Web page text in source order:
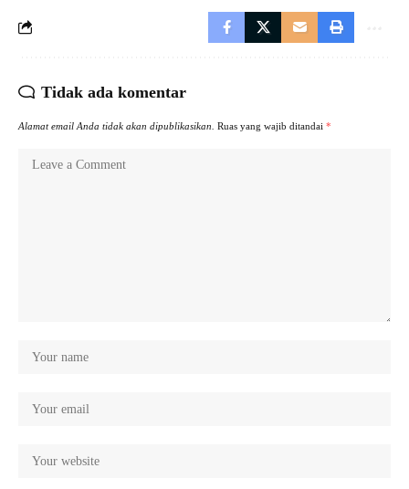
Tidak ada komentar
Alamat email Anda tidak akan dipublikasikan. Ruas yang wajib ditandai *